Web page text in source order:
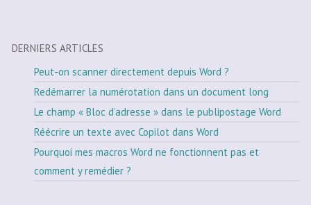
DERNIERS ARTICLES
Peut-on scanner directement depuis Word ?
Redémarrer la numérotation dans un document long
Le champ « Bloc d’adresse » dans le publipostage Word
Réécrire un texte avec Copilot dans Word
Pourquoi mes macros Word ne fonctionnent pas et
comment y remédier ?